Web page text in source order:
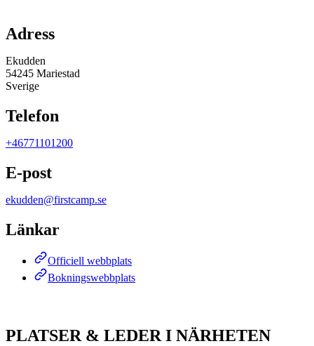
Adress
Ekudden
54245 Mariestad
Sverige
Telefon
+46771101200
E-post
ekudden@firstcamp.se
Länkar
Officiell webbplats
Bokningswebbplats
PLATSER & LEDER I NÄRHETEN